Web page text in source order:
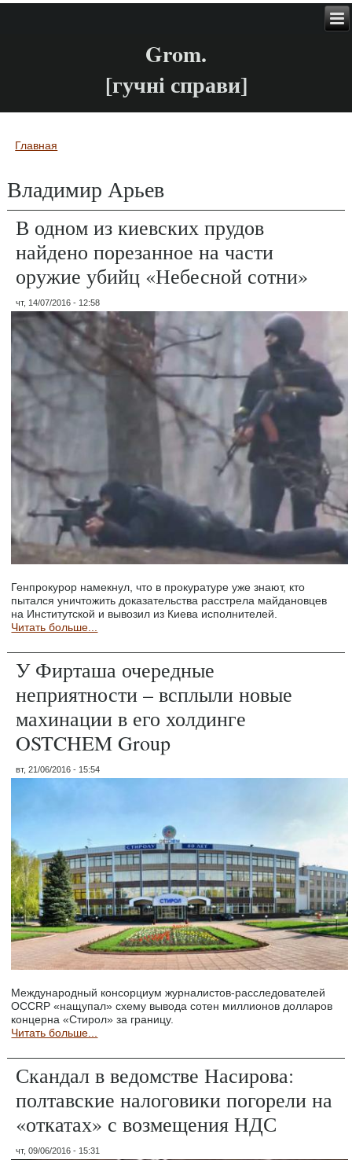
Grom.
[гучні справи]
Вы здесь
Главная
Владимир Арьев
В одном из киевских прудов
найдено порезанное на части
оружие убийц «Небесной сотни»
чт, 14/07/2016 - 12:58
Генпрокурор намекнул, что в прокуратуре уже знают, кто
пытался уничтожить доказательства расстрела майдановцев
на Институтской и вывозил из Киева исполнителей.
Читать больше...
У Фирташа очередные
неприятности – всплыли новые
махинации в его холдинге
OSTCHEM Group
вт, 21/06/2016 - 15:54
Международный консорциум журналистов-расследователей
OCCRP «нащупал» схему вывода сотен миллионов долларов
концерна «Стирол» за границу.
Читать больше...
Скандал в ведомстве Насирова:
полтавские налоговики погорели на
«откатах» с возмещения НДС
чт, 09/06/2016 - 15:31